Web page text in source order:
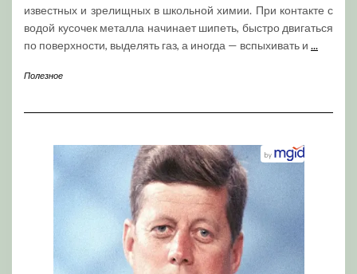
известных и зрелищных в школьной химии. При контакте с
водой кусочек металла начинает шипеть, быстро двигаться
по поверхности, выделять газ, а иногда — вспыхивать и ...
Полезное